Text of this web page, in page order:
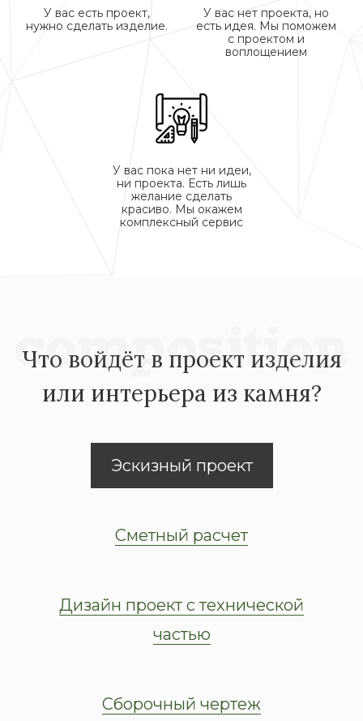
У вас есть проект,
нужно сделать изделие.
У вас нет проекта, но
есть идея. Мы поможем
с проектом и
воплощением
У вас пока нет ни идеи,
ни проекта. Есть лишь
желание сделать
красиво. Мы окажем
комплексный сервис
Что войдёт в проект изделия
или интерьера из камня?
Эскизный проект
Сметный расчет
Дизайн проект с технической
частью
Сборочный чертеж